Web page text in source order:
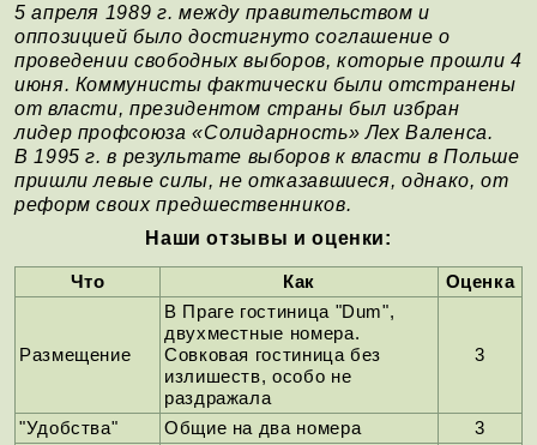
5 апреля 1989 г. между правительством и
оппозицией было достигнуто соглашение о
проведении свободных выборов, которые прошли 4
июня. Коммунисты фактически были отстранены
от власти, президентом страны был избран
лидер профсоюза «Солидарность» Лех Валенса.
В 1995 г. в результате выборов к власти в Польше
пришли левые силы, не отказавшиеся, однако, от
реформ своих предшественников.
Наши отзывы и оценки:
Что Как Оценка
Размещение
В Праге гостиница "Dum",
двухместные номера.
Совковая гостиница без
излишеств, особо не
раздражала
3
"Удобства" Общие на два номера
3